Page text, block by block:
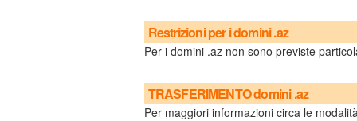
Restrizioni per i domini .az
Per i domini .az non sono previste
TRASFERIMENTO domini .az
Per maggiori informazioni circa le